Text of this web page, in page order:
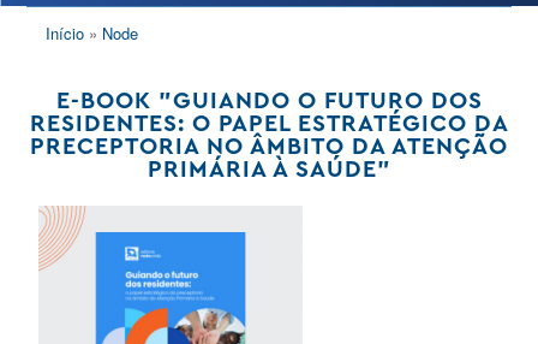
TRILHA
Início Node
E-BOOK "GUIANDO O FUTURO DOS
RESIDENTES: O PAPEL ESTRATÉGICO DA
PRECEPTORIA NO ÂMBITO DA ATENÇÃO
PRIMÁRIA À SAÚDE"